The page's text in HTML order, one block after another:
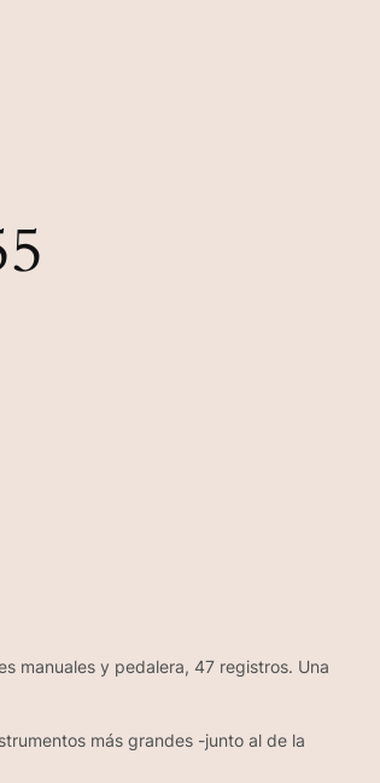
manuales y pedalera, 47 registros. Una
más grandes -junto al de la